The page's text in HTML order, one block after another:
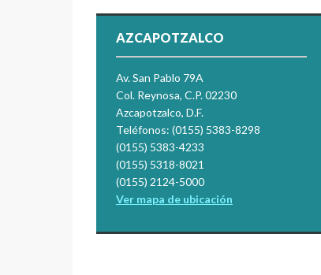
AZCAPOTZALCO
Av. San Pablo 79A
Col. Reynosa, C.P. 02230
Azcapotzalco, D.F.
Teléfonos: (0155) 5383-8298
(0155) 5383-4233
(0155) 5318-8021
(0155) 2124-5000
Ver mapa de ubicación